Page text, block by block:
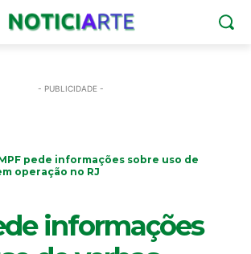
- PUBLICIDADE -
pede informações sobre uso de
operação no RJ
informações